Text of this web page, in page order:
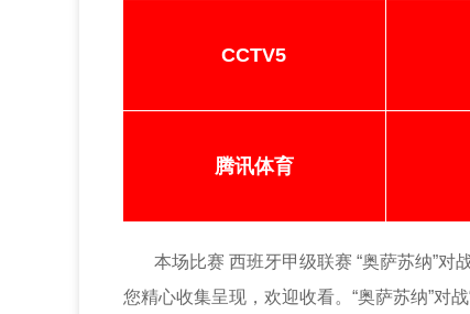
CCTV5
腾讯体育
本场比赛 西班牙甲级联赛 “奥萨苏纳”对
您精心收集呈现，欢迎收看。“奥萨苏纳”对